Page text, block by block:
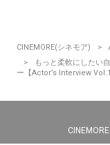
CINEMORE(シネモア)
もっと柔軟にしたい
ー【Actor’s Interview Vol.1